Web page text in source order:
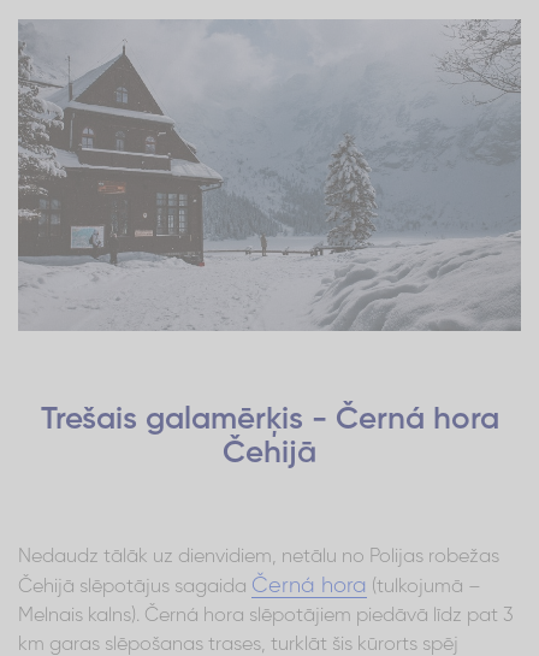
Trešais galamērķis - Černá hora
Čehijā
Nedaudz tālāk uz dienvidiem, netālu no Polijas robežas
Čehijā slēpotājus sagaida Černá hora (tulkojumā –
Melnais kalns). Černá hora slēpotājiem piedāvā līdz pat 3
km garas slēpošanas trases, turklāt šis kūrorts spēj